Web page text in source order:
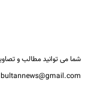
شما می توانید مطالب و
bultannews@gmail.com